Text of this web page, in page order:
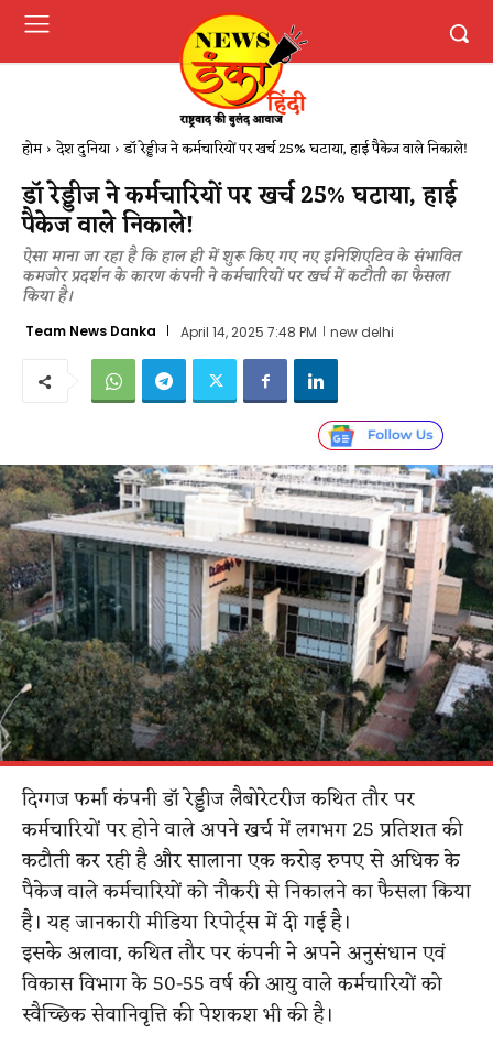
होम देश दुनिया डॉ रेड्डीज ने कर्मचारियों पर खर्च 25% घटाया, हाई पैकेज वाले निकाले!
डॉ रेड्डीज ने कर्मचारियों पर खर्च 25% घटाया, हाई
पैकेज वाले निकाले!
ऐसा माना जा रहा है कि हाल ही में शुरू किए गए नए इनिशिएटिव के संभावित
कमजोर प्रदर्शन के कारण कंपनी ने कर्मचारियों पर खर्च में कटौती का फैसला
किया है।
Team News Danka April 14, 2025 7:48 PM new delhi
दिग्गज फर्मा कंपनी डॉ रेड्डीज लैबोरेटरीज कथित तौर पर
कर्मचारियों पर होने वाले अपने खर्च में लगभग 25 प्रतिशत की
कटौती कर रही है और सालाना एक करोड़ रुपए से अधिक के
पैकेज वाले कर्मचारियों को नौकरी से निकालने का फैसला किया
है। यह जानकारी मीडिया रिपोर्ट्स में दी गई है।
इसके अलावा, कथित तौर पर कंपनी ने अपने अनुसंधान एवं
विकास विभाग के 50-55 वर्ष की आयु वाले कर्मचारियों को
स्वैच्छिक सेवानिवृत्ति की पेशकश भी की है।